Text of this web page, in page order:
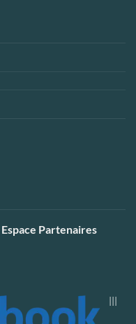
Espace Partenaires
|||